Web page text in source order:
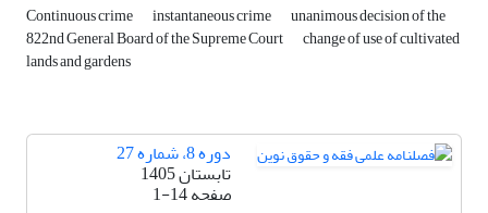
Continuous crime instantaneous crime unanimous decision of the
822nd General Board of the Supreme Court change of use of cultivated
lands and gardens
دوره 8، شماره 27
تابستان 1405
صفحه1-14